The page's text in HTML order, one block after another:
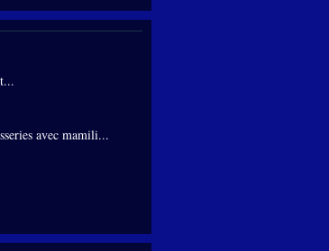
avec mamili...